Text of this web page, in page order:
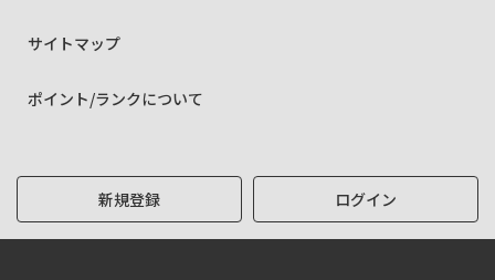
サイトマップ
ポイント/ランクについて
新規登録 ログイン